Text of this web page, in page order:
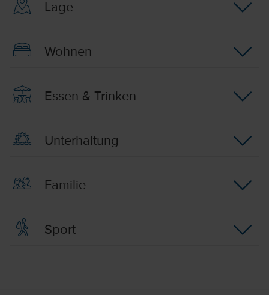
Lage
Wohnen
Essen & Trinken
Unterhaltung
Familie
Sport